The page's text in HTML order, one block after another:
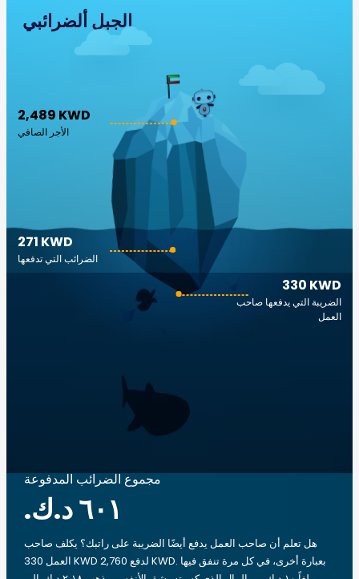
الجبل ألضرائبي
2,489 KWD
الأجر الصافي
330 KWD
الضريبة التي يدفعها صاحب
العمل
271 KWD
الضرائب التي تدفعها
مجموع الضرائب المدفوعة
هل تعلم أن صاحب العمل يدفع أيضًا الضريبة على راتبك؟ يكلف صاحب
العمل 330 KWD لدفع 2,760 KWD. بعبارة أخرى، في كل مرة تنفق فيها